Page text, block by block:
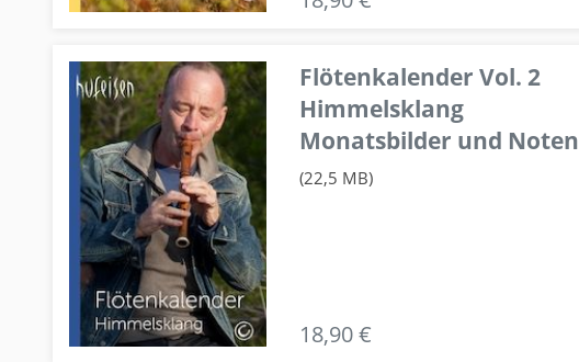
Flötenkalender Vol. 2
Himmelsklang
Monatsbilder und Noten
(22,5 MB)
18,90 €